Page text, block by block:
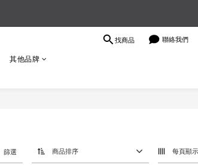
找商品 聯絡我們
其他品牌
篩選 商品排序 每頁顯